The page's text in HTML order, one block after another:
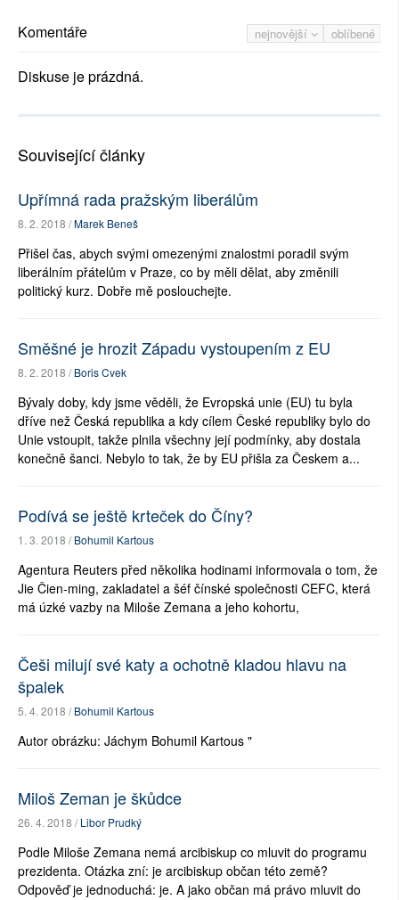
nejnovější oblíbené
Komentáře
Diskuse je prázdná.
Související články
Upřímná rada pražským liberálům
8. 2. 2018 /Marek Beneš
Přišel čas, abych svými omezenými znalostmi poradil svým
liberálním přátelům v Praze, co by měli dělat, aby změnili
politický kurz. Dobře mě poslouchejte.
Směšné je hrozit Západu vystoupením z EU
8. 2. 2018 /Boris Cvek
Bývaly doby, kdy jsme věděli, že Evropská unie (EU) tu byla
dříve než Česká republika a kdy cílem České republiky bylo do
Unie vstoupit, takže plnila všechny její podmínky, aby dostala
konečně šanci. Nebylo to tak, že by EU přišla za Českem a...
Podívá se ještě krteček do Číny?
1. 3. 2018 /Bohumil Kartous
Agentura Reuters před několika hodinami informovala o tom, že
Jie Čien-ming, zakladatel a šéf čínské společnosti CEFC, která
má úzké vazby na Miloše Zemana a jeho kohortu,
Češi milují své katy a ochotně kladou hlavu na
špalek
5. 4. 2018 /Bohumil Kartous
Autor obrázku: Jáchym Bohumil Kartous "
Miloš Zeman je škůdce
26. 4. 2018 /Libor Prudký
Podle Miloše Zemana nemá arcibiskup co mluvit do programu
prezidenta. Otázka zní: je arcibiskup občan této země?
Odpověď je jednoduchá: je. A jako občan má právo mluvit do